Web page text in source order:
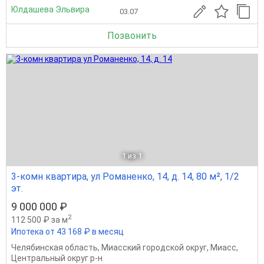
Юлдашева Эльвира 03.07
Позвонить
1 из 1
3-комн квартира, ул Романенко, 14, д. 14, 80 м², 1/2
эт.
9 000 000 ₽
112 500 ₽ за м2
Ипотека от 43 168 ₽ в месяц
Челябинская область, Миасский городской округ, Миасс,
Центральный округ р-н